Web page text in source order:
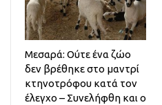
Μεσαρά: Ούτε ένα ζώο
δεν βρέθηκε στο μαντρί
κτηνοτρόφου κατά τον
έλεγχο – Συνελήφθη και ο